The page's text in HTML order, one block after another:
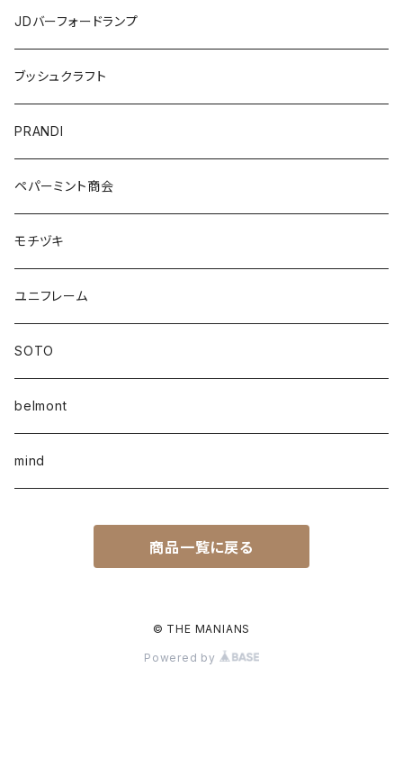
JDバーフォードランプ
ブッシュクラフト
PRANDI
ペパーミント商会
モチヅキ
ユニフレーム
SOTO
belmont
mind
商品一覧に戻る
© THE MANIANS
Powered by